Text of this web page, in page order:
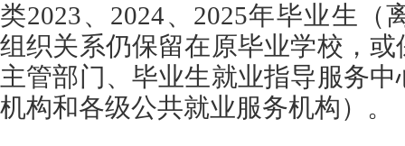
类2023、2024、2025年毕业生（
组织关系仍保留在原毕业学校，
主管部门、毕业生就业指导服务
机构和各级公共就业服务机构）。